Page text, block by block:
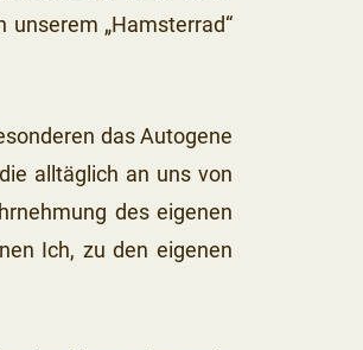
„Hamsterrad“
das Autogene
alltäglich an uns von
des eigenen
Ich, zu den eigenen